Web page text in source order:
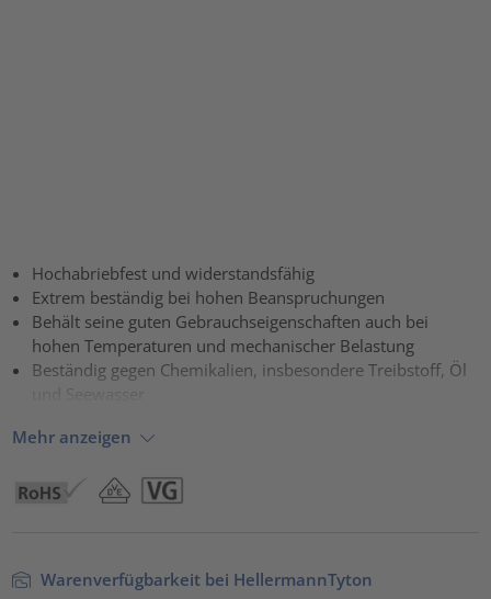
Hochabriebfest und widerstandsfähig
Extrem beständig bei hohen Beanspruchungen
Behält seine guten Gebrauchseigenschaften auch bei
hohen Temperaturen und mechanischer Belastung
Beständig gegen Chemikalien, insbesondere Treibstoff, Öl
Mehr anzeigen
Warenverfügbarkeit bei HellermannTyton